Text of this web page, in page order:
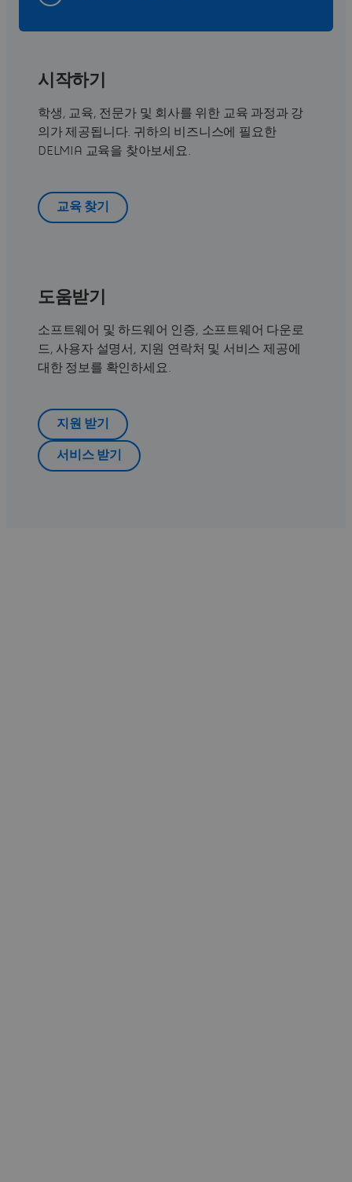
시작하기
학생, 교육, 전문가 및 회사를 위한 교육 과정과 강
의가 제공됩니다. 귀하의 비즈니스에 필요한
DELMIA 교육을 찾아보세요.
교육 찾기
도움받기
소프트웨어 및 하드웨어 인증, 소프트웨어 다운로
드, 사용자 설명서, 지원 연락처 및 서비스 제공에
대한 정보를 확인하세요.
지원 받기
서비스 받기